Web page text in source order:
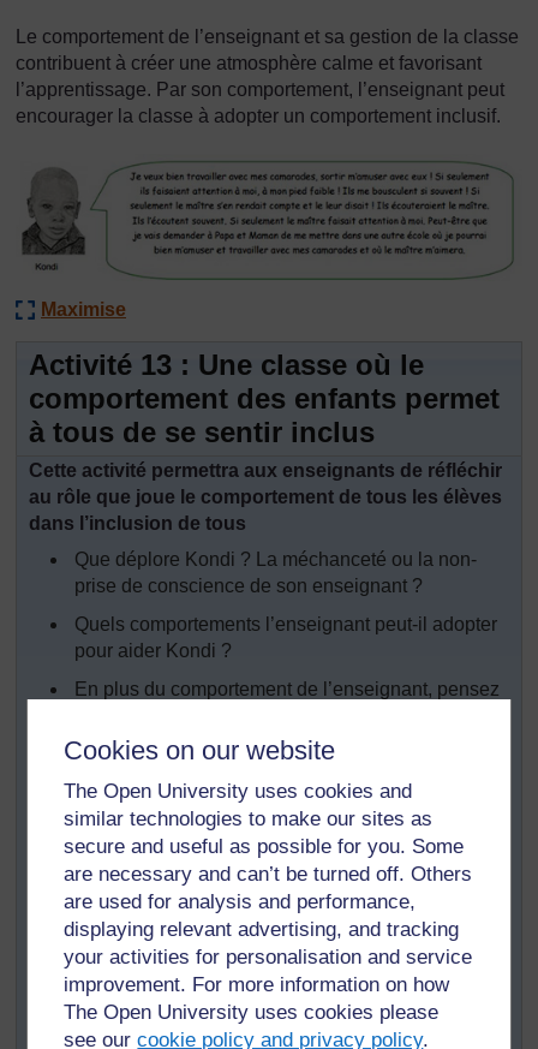
Cookies on our website
The Open University uses cookies and
similar technologies to make our sites as
secure and useful as possible for you. Some
are necessary and can’t be turned off. Others
are used for analysis and performance,
displaying relevant advertising, and tracking
your activities for personalisation and service
improvement. For more information on how
The Open University uses cookies please
see ourcookie policy and privacy policy.
Le comportement de l’enseignant et sa gestion de la classe
contribuent à créer une atmosphère calme et favorisant
l’apprentissage. Par son comportement, l’enseignant peut
encourager la classe à adopter un comportement inclusif.
Maximise
Activité 13 : Une classe où le
comportement des enfants permet
à tous de se sentir inclus
Cette activité permettra aux enseignants de réfléchir
au rôle que joue le comportement de tous les élèves
dans l’inclusion de tous
Que déplore Kondi ? La méchanceté ou la non-
prise de conscience de son enseignant ?
Quels comportements l’enseignant peut-il adopter
pour aider Kondi ?
En plus du comportement de l’enseignant, pensez
classe pour créer une atmosphère calme favorisant
Kondi parle également des bousculades de ses
camarades. Comment pourrez-vous aider vos
élèves à adopter un comportement inclusif ?
Lisez la Section 3 du Module 2 des
Compétences de la vie courante
[Astuce : maintenez
la touche Ctrl
enfoncée et
cliquez sur un lien
. Quelles idées
Mme Folly et Mlle Ekon
apportent-elles ? Ajoutez-
les à votre liste.
Si vous travaillez avec un(e) ou